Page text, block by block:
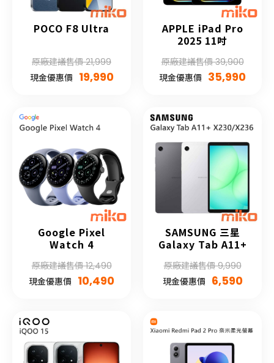
POCO F8 Ultra
原廠建議售價 21,999
現金優惠價 19,990
APPLE iPad Pro
2025 11吋
原廠建議售價 39,900
現金優惠價 35,990
Google Pixel
Watch 4
原廠建議售價 12,490
現金優惠價 10,490
SAMSUNG 三星
Galaxy Tab A11+
原廠建議售價 9,990
現金優惠價 6,590